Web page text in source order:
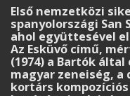
Első nemzetközi
spanyolországi
ahol együttesével
Az Esküvő című,
(1974) a Bartók
magyar zeneiség, a
kortárs